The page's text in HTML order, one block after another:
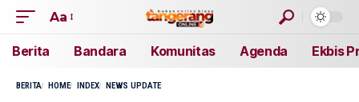
Aa
Berita Bandara Komunitas Agenda Ekbis
BERITA HOME INDEX NEWS UPDATE